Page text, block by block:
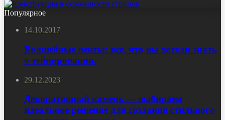
Популярное
14.10.2017
Волшебные ленты: все, что вы хотели знать
о тейпировании.
29.12.2023
Декоративный камень — выбираем
идеальное решение для создания стильного